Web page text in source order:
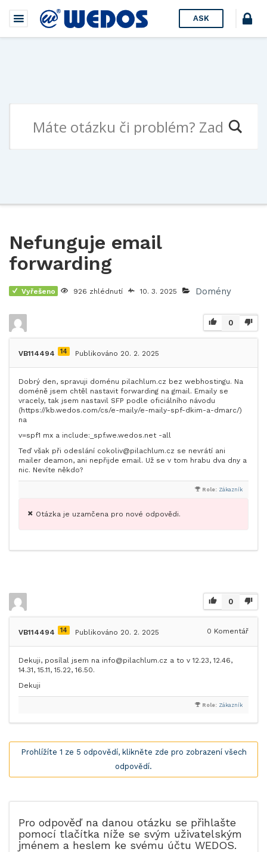
ASK
Nefunguje email
forwarding
Vyřešeno 926 zhlédnutí 10. 3. 2025 Domény
0
VB114494 14 Publikováno 20. 2. 2025
Dobrý den, spravuji doménu pilachlum.cz bez webhostingu. Na
doméně jsem chtěl nastavit forwarding na gmail. Emaily se
vracely, tak jsem nastavil SFP podle oficiálního návodu
(https://kb.wedos.com/cs/e-maily/e-maily-spf-dkim-a-dmarc/)
na
v=spf1 mx a include:_spf.we.wedos.net -all
Teď však při odeslání cokoliv@pilachlum.cz se nevrátí ani
mailer deamon, ani nepřijde email. Už se v tom hrabu dva dny a
nic. Nevíte někdo?
Role: Zákazník
Otázka je uzamčena pro nové odpovědi.
0
VB114494 14 Publikováno 20. 2. 2025 0 Komentář
Dekuji, posílal jsem na info@pilachlum.cz a to v 12.23, 12.46,
14.31, 15.11, 15.22, 16.50.
Dekuji
Role: Zákazník
Prohlížíte 1 ze 5 odpovědí, klikněte zde pro zobrazení všech
odpovědí.
Pro odpověď na danou otázku se přihlašte
pomocí tlačítka níže se svým uživatelským
jménem a heslem ke svému účtu WEDOS.